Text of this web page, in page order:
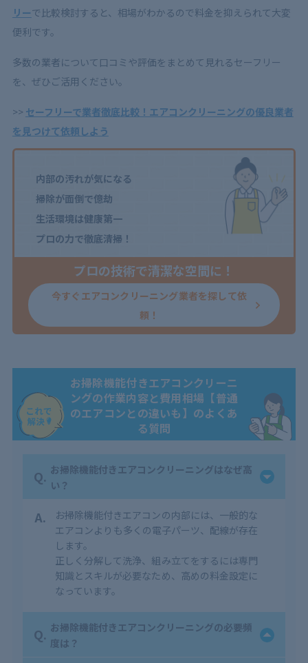
リーで比較検討すると、相場がわかるので料金を抑えられて大変
便利です。
多数の業者について口コミや評価をまとめて見れるセーフリー
を、ぜひご活用ください。
>> セーフリーで業者徹底比較！エアコンクリーニングの優良業者
を見つけて依頼しよう
内部の汚れが気になる
掃除が面倒で億劫
生活環境は健康第一
プロの力で徹底清掃！
プロの技術で清潔な空間に！
今すぐエアコンクリーニング業者を探して依
頼！
お掃除機能付きエアコンクリーニ
ングの作業内容と費用相場【普通
のエアコンとの違いも】のよくあ
る質問
Q. お掃除機能付きエアコンクリーニングはなぜ高
い？
A.
お掃除機能付きエアコンの内部には、一般的な
エアコンよりも多くの電子パーツ、配線が存在
します。
正しく分解して洗浄、組み立てをするには専門
知識とスキルが必要なため、高めの料金設定に
なっています。
Q. お掃除機能付きエアコンクリーニングの必要頻
度は？